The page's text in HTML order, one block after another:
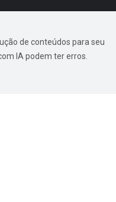
de conteúdos para seu
IA podem ter erros.